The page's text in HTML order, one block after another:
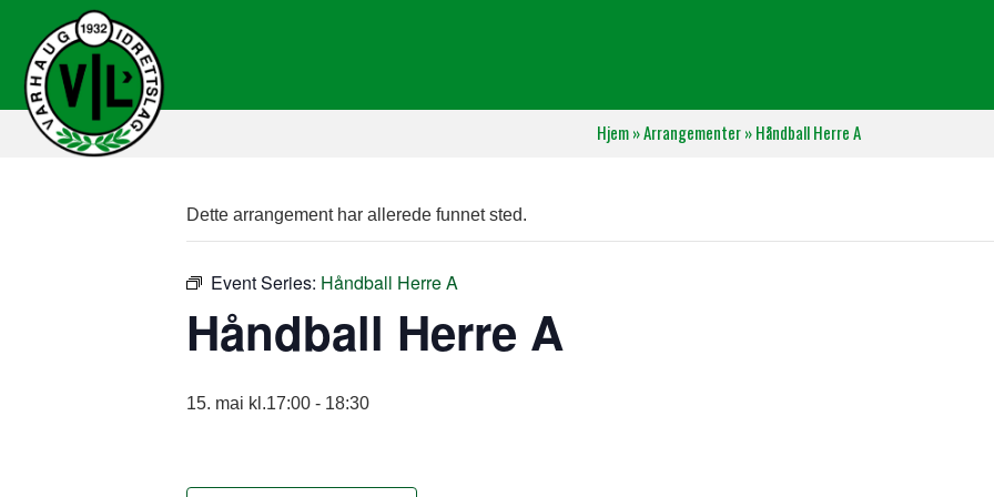
Hjem»Arrangementer»Håndball Herre A
Dette arrangement har allerede funnet sted.
Event Series: Håndball Herre A
Håndball Herre A
15. mai kl.17:00 - 18:30